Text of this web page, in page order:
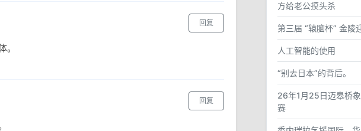
回复
。
回复
方给老公摸头杀
第三届 “辕脑杯” 金陵
人工智能的使用
“别去日本”的背后。
26年1月25日迈皋桥
赛